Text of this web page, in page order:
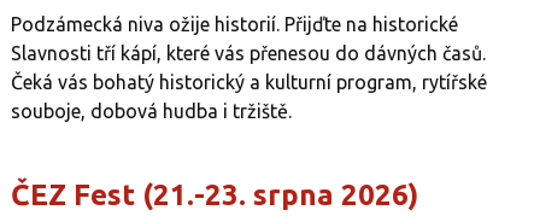
Podzámecká niva ožije historií. Přijďte na historické
Slavnosti tří kápí, které vás přenesou do dávných časů.
Čeká vás bohatý historický a kulturní program, rytířské
souboje, dobová hudba i tržiště.
ČEZ Fest (21.-23. srpna 2026)